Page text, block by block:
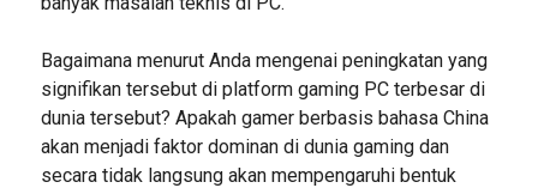
Bagaimana menurut Anda mengenai peningkatan yang
signifikan tersebut di platform gaming PC terbesar di
dunia tersebut? Apakah gamer berbasis bahasa China
akan menjadi faktor dominan di dunia gaming dan
secara tidak langsung akan mempengaruhi bentuk